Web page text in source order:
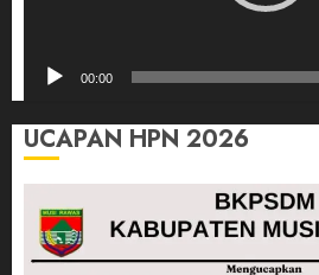
00:00
UCAPAN HPN 2026